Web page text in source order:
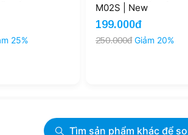
25%
M02S | New
199.000đ
250.000đ Giảm 20%
Tìm sản phẩm khác để